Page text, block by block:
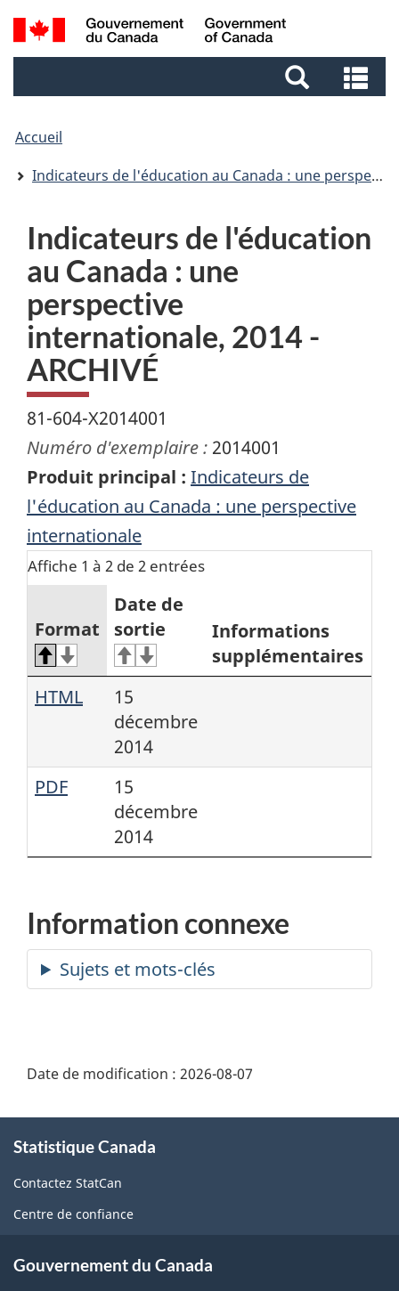
Aller
au
Aller
au
Passer
à
Recherche
et
et
Accueil
Indicateurs de l'éducation au Canada : une perspective internationale
Indicateurs de l'éducation
au Canada : une
perspective
internationale, 2014 -
ARCHIVÉ
81-604-X2014001
Numéro d'exemplaire : 2014001
Produit principal : Indicateurs de
l'éducation au Canada : une perspective
internationale
Affiche 1 à 2 de 2 entrées
Format
Date de
sortie
Informations
supplémentaires
HTML
15
décembre
2014
PDF
15
décembre
2014
Information connexe
Date de modification : 2026-08-07
propos
de
ce
Statistique Canada
Contactez StatCan
Centre de confiance
Gouvernement du Canada